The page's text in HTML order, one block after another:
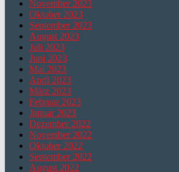
November 2023
Oktober 2023
September 2023
August 2023
Juli 2023
Juni 2023
Mai 2023
April 2023
März 2023
Februar 2023
Januar 2023
Dezember 2022
November 2022
Oktober 2022
September 2022
August 2022